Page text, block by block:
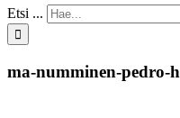
Etsi ...
ma-numminen-pedro-